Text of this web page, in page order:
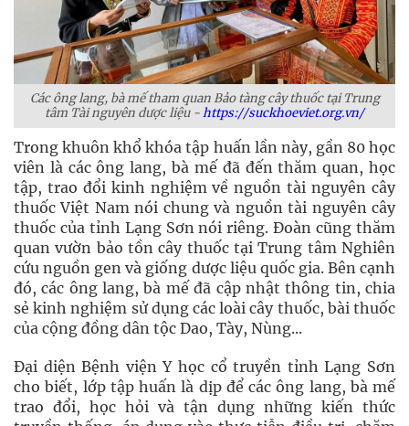
Các ông lang, bà mế tham quan Bảo tàng cây thuốc tại Trung
tâm Tài nguyên dược liệu -https://suckhoeviet.org.vn/
Trong khuôn khổ khóa tập huấn lần này, gần 80 học
viên là các ông lang, bà mế đã đến thăm quan, học
tập, trao đổi kinh nghiệm về nguồn tài nguyên cây
thuốc Việt Nam nói chung và nguồn tài nguyên cây
thuốc của tỉnh Lạng Sơn nói riêng. Đoàn cũng thăm
quan vườn bảo tồn cây thuốc tại Trung tâm Nghiên
cứu nguồn gen và giống dược liệu quốc gia. Bên cạnh
đó, các ông lang, bà mế đã cập nhật thông tin, chia
sẻ kinh nghiệm sử dụng các loài cây thuốc, bài thuốc
của cộng đồng dân tộc Dao, Tày, Nùng...
Đại diện Bệnh viện Y học cổ truyền tỉnh Lạng Sơn
cho biết, lớp tập huấn là dịp để các ông lang, bà mế
trao đổi, học hỏi và tận dụng những kiến thức